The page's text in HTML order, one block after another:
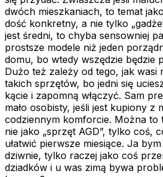
dwóch mieszkaniach, to temat
dość konkretny, a nie tylko
jest średni, to chyba sensowniej
prostsze modele niż jeden
domu, bo wtedy wszędzie będzie
Dużo też zależy od tego, jak wasi
takich sprzętów, bo jedni się
kącie i zapomną włączyć. Sam
mało osobisty, jeśli jest kupiony z
codziennym komforcie. Można to
nie jako „sprzęt AGD”, tylko coś,
ułatwić pierwsze miesiące. Ja
dziwnie, tylko raczej jako coś
dziadków i u was zimą bywa